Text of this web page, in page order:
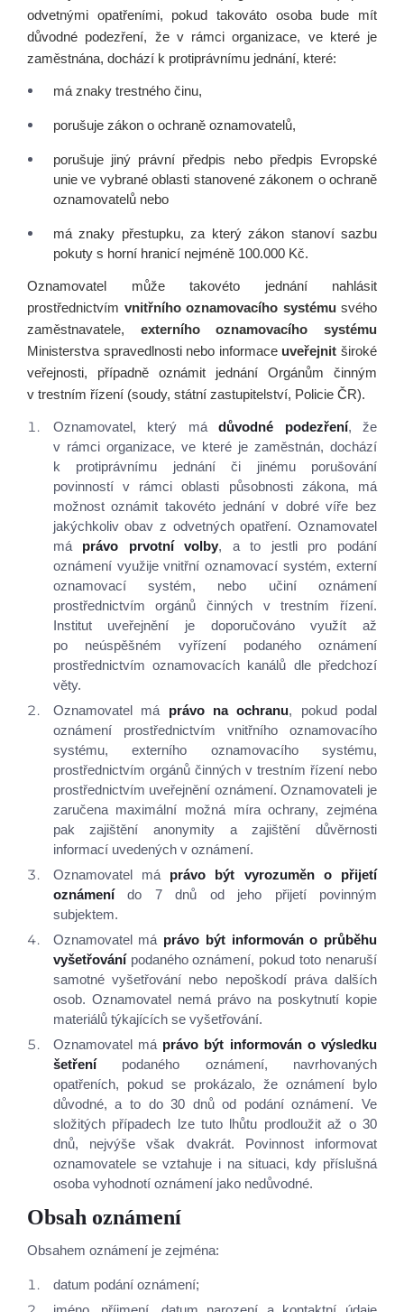
Aktuálně
Škola
Informace o škole
Dokumenty školy
Pracoviště praktického vyučování
Historie školy
Spolek přátel školy
Školní poradenské pracoviště
Školská rada
Žákovská samospráva
Školní časopis
Školní jídelna
Tiskové zprávy
Veřejné zakázky
Odpovědi na žádosti o informace podle
č. 106/1999 Sb.
Povinné informace o subjektu
Ochrana osobních údajů
Podání oznámení dle zákona o ochraně
oznamovatele
Nabídka nepotřebného movitého majetku
Studium
Projekty
Foto
Video a audio
Virtuální prohlídka
Kontakty
odvetnými opatřeními, pokud takováto osoba bude mít
důvodné podezření, že v rámci organizace, ve které je
zaměstnána, dochází k protiprávnímu jednání, které:
má znaky trestného činu,
porušuje zákon o ochraně oznamovatelů,
porušuje jiný právní předpis nebo předpis Evropské
unie ve vybrané oblasti stanovené zákonem o ochraně
oznamovatelů nebo
má znaky přestupku, za který zákon stanoví sazbu
pokuty s horní hranicí nejméně 100.000 Kč.
Oznamovatel může takovéto jednání nahlásit
prostřednictvím vnitřního oznamovacího systému svého
zaměstnavatele, externího oznamovacího systému
Ministerstva spravedlnosti nebo informace uveřejnit široké
veřejnosti, případně oznámit jednání Orgánům činným
v trestním řízení (soudy, státní zastupitelství, Policie ČR).
Oznamovatel, který mádůvodné podezření, že
v rámci organizace, ve které je zaměstnán, dochází
k protiprávnímu jednání či jinému porušování
povinností v rámci oblasti působnosti zákona, má
možnost oznámit takovéto jednání v dobré víře bez
jakýchkoliv obav z odvetných opatření. Oznamovatel
má právo prvotní volby, a to jestli pro podání
oznámení využije vnitřní oznamovací systém, externí
oznamovací systém, nebo učiní oznámení
prostřednictvím orgánů činných v trestním řízení.
Institut uveřejnění je doporučováno využít až
po neúspěšném vyřízení podaného oznámení
prostřednictvím oznamovacích kanálů dle předchozí
věty.
Oznamovatel má právo na ochranu, pokud podal
oznámení prostřednictvím vnitřního oznamovacího
systému, externího oznamovacího systému,
prostřednictvím orgánů činných v trestním řízení nebo
prostřednictvím uveřejnění oznámení. Oznamovateli je
zaručena maximální možná míra ochrany, zejména
pak zajištění anonymity a zajištění důvěrnosti
informací uvedených v oznámení.
Oznamovatel má právo být vyrozuměn o přijetí
oznámenído 7 dnů od jeho přijetí povinným
subjektem.
Oznamovatel má právo být informován o průběhu
vyšetřovánípodaného oznámení, pokud toto nenaruší
samotné vyšetřování nebo nepoškodí práva dalších
osob. Oznamovatel nemá právo na poskytnutí kopie
materiálů týkajících se vyšetřování.
Oznamovatel má právo být informován o výsledku
šetřenípodaného oznámení, navrhovaných
opatřeních, pokud se prokázalo, že oznámení bylo
důvodné, a to do 30 dnů od podání oznámení. Ve
složitých případech lze tuto lhůtu prodloužit až o 30
dnů, nejvýše však dvakrát. Povinnost informovat
oznamovatele se vztahuje i na situaci, kdy příslušná
osoba vyhodnotí oznámení jako nedůvodné.
Obsah oznámení
Obsahem oznámení je zejména:
datum podání oznámení;